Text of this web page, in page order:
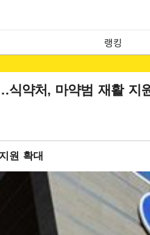
랭킹
식약처, 마약범 재활 지
원 확대